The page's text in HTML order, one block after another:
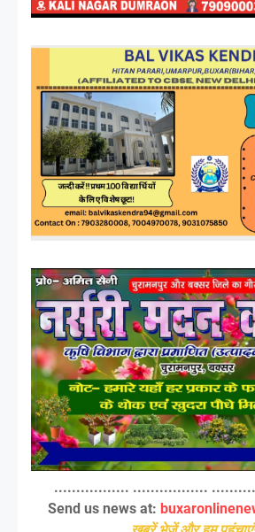
................. .................
Send us news at: